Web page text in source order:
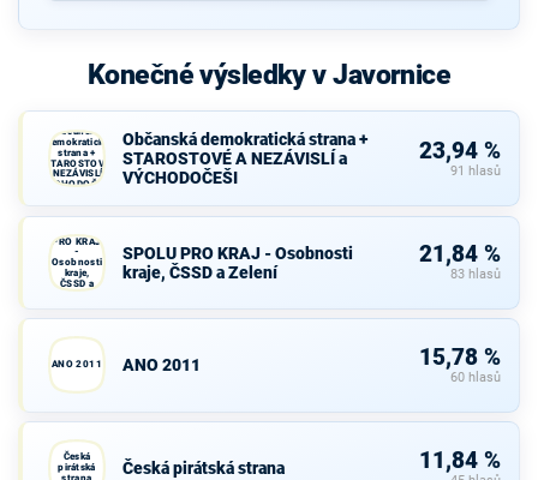
Konečné výsledky v Javornice
Občanská
demokratická
strana +
STAROSTOVÉ
A NEZÁVISLÍ a
VÝCHODOČEŠI
Občanská demokratická strana +
STAROSTOVÉ A NEZÁVISLÍ a
VÝCHODOČEŠI
23,94 %
91 hlasů
PRO KRAJ
-
Osobnosti
kraje,
ČSSD a
Zelení
SPOLU PRO KRAJ - Osobnosti
kraje, ČSSD a Zelení
21,84 %
83 hlasů
ANO 2011 ANO 2011 15,78 %
60 hlasů
Česká
pirátská
Česká pirátská strana 11,84 %